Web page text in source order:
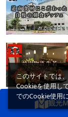
観光
このサイトでは
Cookieを使用し
でのCookie使用